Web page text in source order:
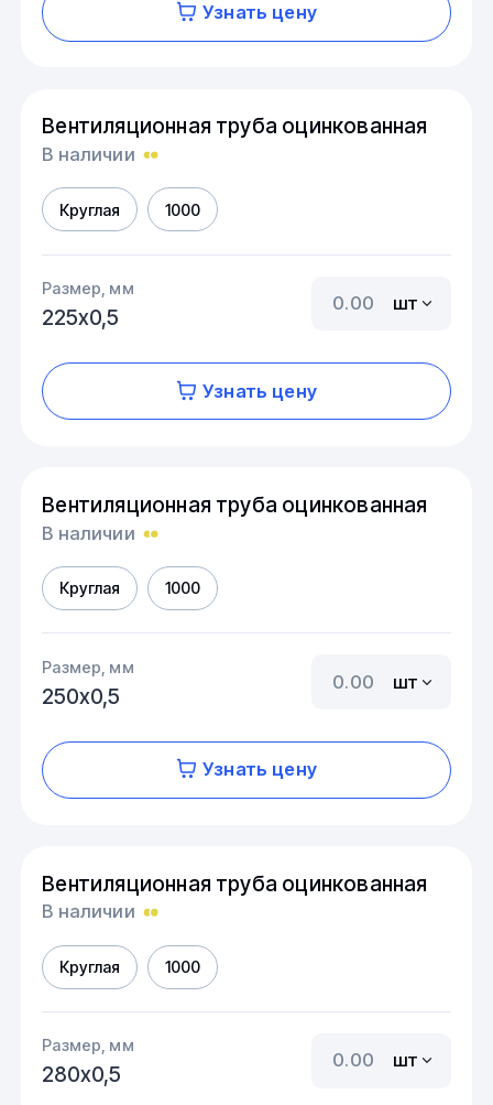
Узнать цену
Вентиляционная труба оцинкованная
В наличии
Круглая 1000
Размер, мм
225х0,5
шт
Узнать цену
Вентиляционная труба оцинкованная
В наличии
Круглая 1000
Размер, мм
250х0,5
шт
Узнать цену
Вентиляционная труба оцинкованная
В наличии
Круглая 1000
Размер, мм
280х0,5
шт